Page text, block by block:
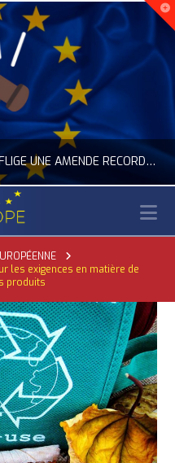
LA COMMISSION EUROPÉENNE INFLIGE UNE AMENDE RECORD À GOOGLE
D’OCCITANIE EUROPE, NUMÉRIQUE- DIGITAL
2026
les exigences en matière de
produits